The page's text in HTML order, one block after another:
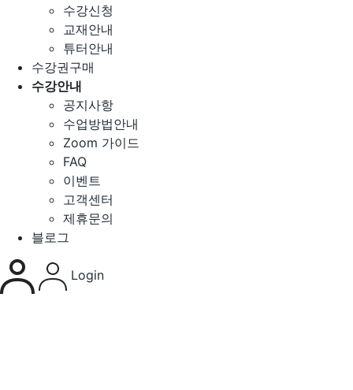
수강신청
교재안내
튜터안내
수강권구매
수강안내
공지사항
수업방법안내
Zoom 가이드
FAQ
이벤트
고객센터
제휴문의
블로그
Login